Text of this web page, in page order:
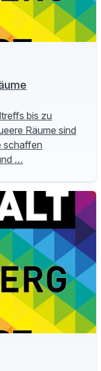
bis zu
Räume sind
schaffen
…